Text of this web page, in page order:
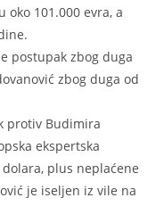
101.000 evra, a
postupak zbog duga
zbog duga od
protiv Budimira
ekspertska
dolara, plus neplaćene
je iseljen iz vile na